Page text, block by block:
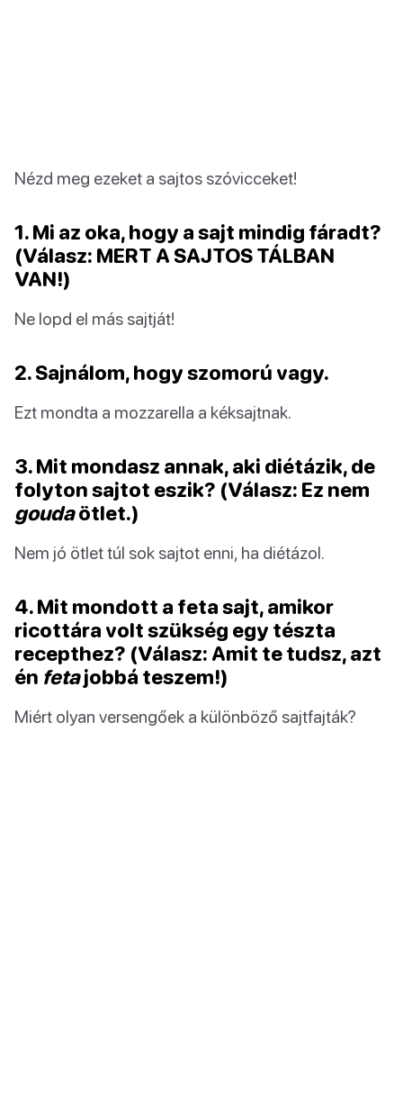
Nézd meg ezeket a sajtos szóvicceket!
1. Mi az oka, hogy a sajt mindig fáradt?
(Válasz: MERT A SAJTOS TÁLBAN
VAN!)
Ne lopd el más sajtját!
2. Sajnálom, hogy szomorú vagy.
Ezt mondta a mozzarella a kéksajtnak.
3. Mit mondasz annak, aki diétázik, de
folyton sajtot eszik? (Válasz: Ez nem
goudaötlet.)
Nem jó ötlet túl sok sajtot enni, ha diétázol.
4. Mit mondott a feta sajt, amikor
ricottára volt szükség egy tészta
recepthez? (Válasz: Amit te tudsz, azt
én fetajobbá teszem!)
Miért olyan versengőek a különböző sajtfajták?